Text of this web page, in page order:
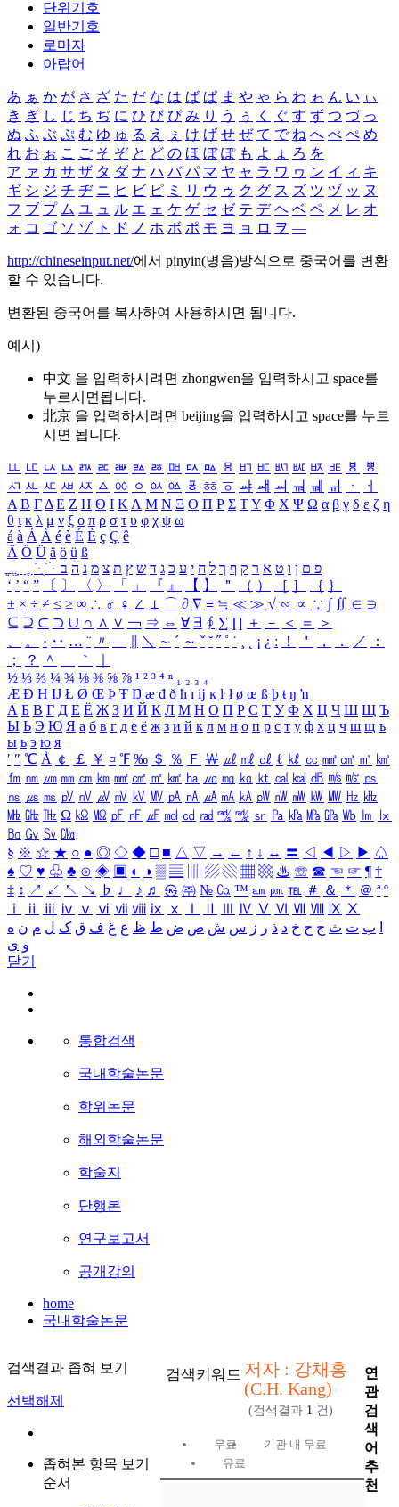
단위기호
일반기호
로마자
아랍어
あ ぁ か が さ ざ た だ な は ば ぱ ま や ゃ ら わ ゎ ん い ぃ
き ぎ し じ ち ぢ に ひ び ぴ み り う ぅ く ぐ す ず つ づ っ
ぬ ふ ぶ ぷ む ゆ ゅ る え ぇ け げ せ ぜ て で ね へ べ ぺ め
れ お ぉ こ ご そ ぞ と ど の ほ ぼ ぽ も よ ょ ろ を
ア ァ カ サ ザ タ ダ ナ ハ バ パ マ ヤ ャ ラ ワ ヮ ン イ ィ キ
ギ シ ジ チ ヂ ニ ヒ ビ ピ ミ リ ウ ゥ ク グ ス ズ ツ ヅ ッ ヌ
フ ブ プ ム ユ ュ ル エ ェ ケ ゲ セ ゼ テ デ ヘ ベ ペ メ レ オ
ォ コ ゴ ソ ゾ ト ド ノ ホ ボ ポ モ ヨ ョ ロ ヲ ―
http://chineseinput.net/에서 pinyin(병음)방식으로 중국어를 변환
할 수 있습니다.
변환된 중국어를 복사하여 사용하시면 됩니다.
예시)
中文 을 입력하시려면 zhongwen을 입력하시고 space를
누르시면됩니다.
北京 을 입력하시려면 beijing을 입력하시고 space를 누르
시면 됩니다.
ㅥ ㅦ ㅧ ㅨ ㅩ ㅪ ㅫ ㅬ ㅭ ㅮ ㅯ ㅰ ㅱ ㅲ ㅳ ㅴ ㅵ ㅶ ㅷ ㅸ
ㅹ
ㅺ ㅻ ㅼ ㅽ ㅾ ㅿ ㆀ ㆁ ㆂ ㆃ ㆄ ㆅ ㆆ ㆇ ㆈ ㆉ ㆊ ㆋ ㆌ ㆍ
ㆎ
Α Β ΓΔ Ε Ζ Η Θ Ι ΚΛ Μ Ν Ξ Ο Π Ρ Σ ΤΥ Φ Χ Ψ Ω α β γ δ ε ζ η
θ ι κ λ μ ν ξ ο π ρ σ τ υ φ χ ψ ω
á à Á À é è É È ç Ç ê
Ä Ö Ü ä ö ü ß
ִֶֹ ֻּ ׁׂ פ ם ן ו ט א ר ק ף ך ל ח י ע כ ג ד ש ץ ת צ מ נ ה ב
‘ ’ “ ” 〔 〕 〈 〉 「 」 『 』 【 】 ＂ （ ） ［ ］ ｛ ｝
± × ÷ ≠ ≤ ≥ ∞ ∴ ♂ ♀ ∠ ⊥ ⌒ ∂ ∇ ≡ ≒ ≪ ≫ √ ∽ ∝ ∵ ∫ ∬ ∈ ∋
⊆ ⊇ ⊂ ⊃ ∪ ∩ ∧ ∨ ￢ ⇒ ⇔ ∀ ∃ ∮ ∑ ∏ ＋ － ＜ ＝
＞
、
。 · ‥ … ¨ 〃 ― ＼ ∼ ´ ～ ˇ ˘ ˝ ˚ ˙ ¸ ¡ ¿ ː ！ ＇ ， ． ／
：
；
？ ＾ ｀
½ ⅓ ⅔ ¼ ¾ ⅛ ⅜ ⅝ ⅞ ¹ ² ³ ⁴ ⁿ ₁ ₂ ₃ ₄
Æ Ð Ħ Ĳ Ł Ø Œ Þ Ŧ Ŋ æ đ ð ħ ı ĳ ĸ ŀ ł ø œ ß þ ŧ ŋ ŉ
А Б В Г Д Е Ё Ж З И Й К Л М Н О П Р С Т У Ф Х Ц Ч Ш Щ Ъ
Ы Ь Э Ю Я а б в г д е ё ж з и й к л м н о п р с т у ф х ц ч ш щ ъ
ы ь э ю я
′ ″ ℃ Å ￠ ￡ ￥ ¤ ℉ ‰ ＄ ％ Ｆ ￦ ㎕ ㎖ ㎗ ℓ ㎘ ㏄ ㎣ ㎤ ㎥ ㎦
㎙ ㎚ ㎛ ㎜ ㎝ ㎞ ㎟ ㎠ ㎡ ㎢ ㏊ ㎍ ㎎ ㎏ ㏏ ㎈ ㎉ ㏈ ㎧ ㎨ ㎰
㎱ ㎲ ㎳ ㎴ ㎵ ㎶ ㎷ ㎸ ㎹ ㎀ ㎁ ㎂ ㎃ ㎄ ㎺ ㎻ ㎽ ㎾ ㎿ ㎐ ㎑
㎒ ㎓ ㎔ Ω ㏀ ㏁ ㎊ ㎋ ㎌ ㏖ ㏅ ㎭ ㎮ ㎯ ㏛ ㎩ ㎪ ㎫ ㎬ ㏝ ㏐
㏓
㏃ ㏉ ㏜ ㏆
§ ※ ☆ ★ ○ ● ◎ ◇ ◆ □ ■ △ ▽ → ← ↑ ↓ ↔ 〓 ◁ ◀ ▷ ▶ ♤
♠ ♡ ♥ ♧ ♣ ⊙ ◈ ▣ ◐ ◑ ▒ ▤ ▨ ▧ ▦ ▩ ♨ ☏ ☎ ☜ ☞ ¶ †
‡ ↕ ↗ ↙ ↖ ↘ ♭ ♩ ♪ ♬ ㉿ ㈜ № ㏇ ™ ㏂ ㏘ ℡ ＃ ＆ ＊ ＠ ª º
ⅰ
ⅱ ⅲ ⅳ ⅴ ⅵ ⅶ ⅷ ⅸ ⅹ Ⅳ Ⅴ Ⅵ Ⅶ Ⅷ Ⅸ Ⅹ
ب ت ث ج ح خ د ذ ر ز س ش ص ض ط ظ ع غ ف ق ک ل م ن ه
و ی
닫기
통합검색
국내학술논문
학위논문
해외학술논문
학술지
단행본
연구보고서
공개강의
home
국내학술논문
검색결과 좁혀 보기
선택해제
좁혀본 항목 보기
순서
검색키워드 저자 : 강채홍
(C.H. Kang)
(검색결과 1 건)
무료
기관 내 무료
유료
연
관
검
색
어
추
천